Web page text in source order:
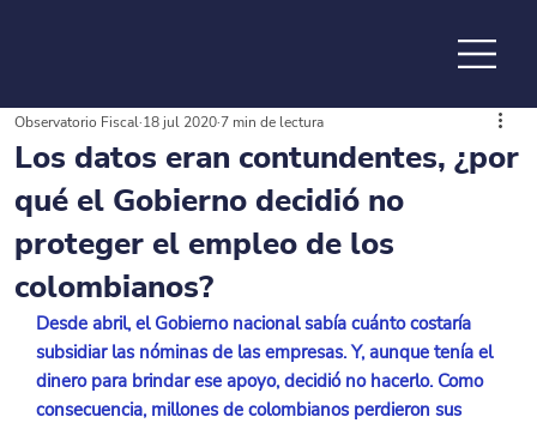
de la
Los datos eran contundentes, ¿por
qué el Gobierno decidió no
proteger el empleo de los
colombianos?
Observatorio Fiscal 18 jul 20207 min de lectura
Desde abril, el Gobierno nacional sabía cuánto costaría
subsidiar las nóminas de las empresas. Y, aunque tenía el
dinero para brindar ese apoyo, decidió no hacerlo. Como
consecuencia, millones de colombianos perdieron sus